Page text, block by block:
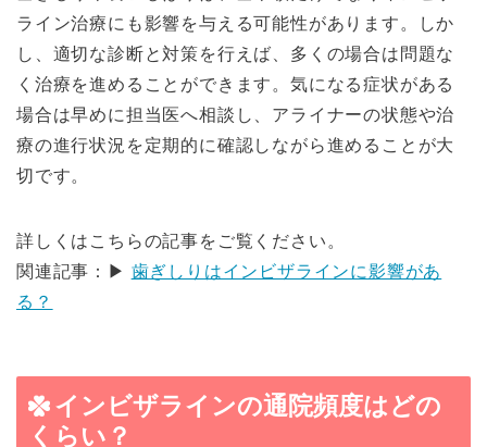
ライン治療にも影響を与える可能性があります。しか
し、適切な診断と対策を行えば、多くの場合は問題な
く治療を進めることができます。気になる症状がある
場合は早めに担当医へ相談し、アライナーの状態や治
療の進行状況を定期的に確認しながら進めることが大
切です。
詳しくはこちらの記事をご覧ください。
関連記事：▶ 歯ぎしりはインビザラインに影響があ
る？
インビザラインの通院頻度はどの
くらい？